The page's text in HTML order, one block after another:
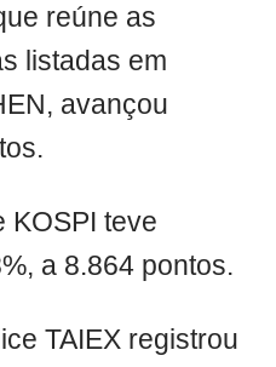
reúne as
listadas em
avançou
KOSPI teve
a 8.864 pontos.
TAIEX registrou